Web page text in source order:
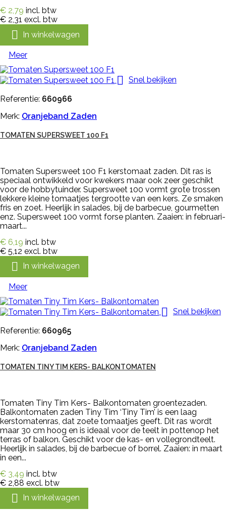
€ 2,79 incl. btw
€ 2,31 excl. btw
 In winkelwagen
Meer

Snel bekijken
Referentie: 660966
Merk: Oranjeband Zaden
TOMATEN SUPERSWEET 100 F1
Tomaten Supersweet 100 F1 kerstomaat zaden. Dit ras is
speciaal ontwikkeld voor kwekers maar ook zeer geschikt
voor de hobbytuinder. Supersweet 100 vormt grote trossen
lekkere kleine tomaatjes tergrootte van een kers. Ze smaken
fris en zoet. Heerlijk in salades, bij de barbecue, gourmetten
enz. Supersweet 100 vormt forse planten. Zaaien: in februari-
maart...
€ 6,19 incl. btw
€ 5,12 excl. btw
 In winkelwagen
Meer
 Snel bekijken
Referentie: 660965
Merk: Oranjeband Zaden
TOMATEN TINY TIM KERS- BALKONTOMATEN
Tomaten Tiny Tim Kers- Balkontomaten groentezaden.
Balkontomaten zaden Tiny Tim ‘Tiny Tim’ is een laag
kerstomatenras, dat zoete tomaatjes geeft. Dit ras wordt
maar 30 cm hoog en is ideaal voor de teelt in pottenop het
terras of balkon. Geschikt voor de kas- en vollegrondteelt.
Heerlijk in salades, bij de barbecue of borrel. Zaaien: in maart
in een...
€ 3,49 incl. btw
€ 2,88 excl. btw
 In winkelwagen